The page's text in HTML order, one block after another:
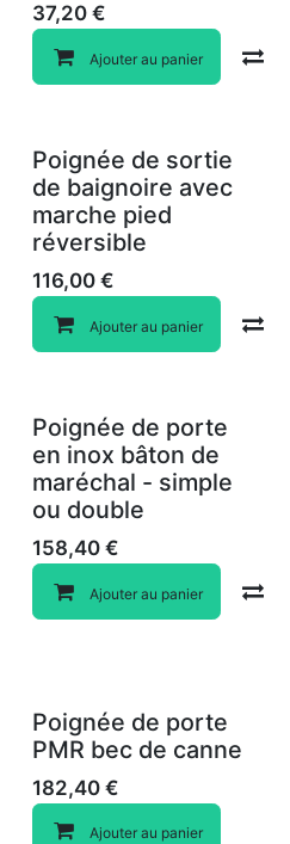
37,20 €
Ajouter au panier
Poignée de sortie
de baignoire avec
marche pied
réversible
116,00 €
Ajouter au panier
Poignée de porte
en inox bâton de
maréchal - simple
ou double
158,40 €
Ajouter au panier
Poignée de porte
PMR bec de canne
182,40 €
Ajouter au panier